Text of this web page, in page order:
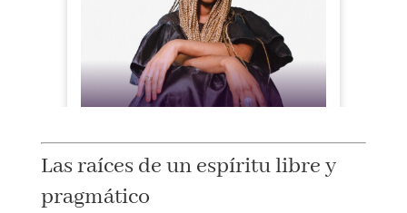
Las raíces de un espíritu libre y
pragmático